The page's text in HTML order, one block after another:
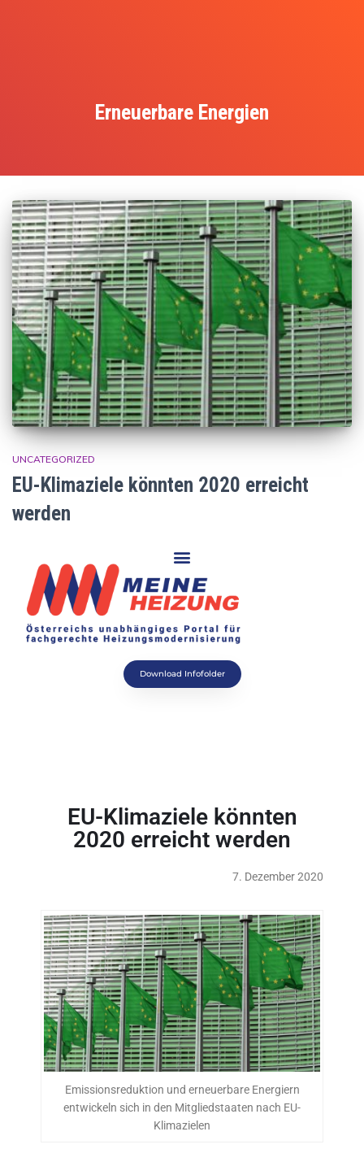
Erneuerbare Energien
UNCATEGORIZED
EU-Klimaziele könnten 2020 erreicht
werden
Download Infofolder
EU-Klimaziele könnten
2020 erreicht werden
7. Dezember 2020
Emissionsreduktion und erneuerbare Energiern
entwickeln sich in den Mitgliedstaaten nach EU-
Klimazielen